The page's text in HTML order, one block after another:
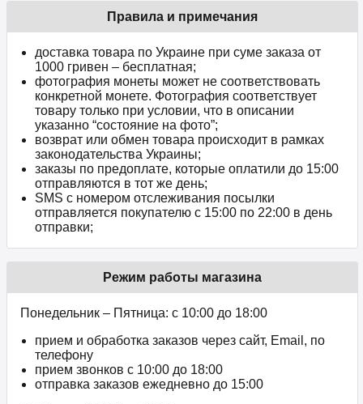
Правила и примечания
доставка товара по Украине при суме заказа от
1000 гривен – бесплатная;
фотография монеты может не соответствовать
конкретной монете. Фотография соответствует
товару только при условии, что в описании
указанно “состояние на фото”;
возврат или обмен товара происходит в рамках
законодательства Украины;
заказы по предоплате, которые оплатили до 15:00
отправляются в тот же день;
SMS с номером отслеживания посылки
отправляется покупателю с 15:00 по 22:00 в день
отправки;
Режим работы магазина
Понедельник – Пятница: с 10:00 до 18:00
прием и обработка заказов через сайт, Email, по
телефону
прием звонков c 10:00 до 18:00
отправка заказов ежедневно до 15:00